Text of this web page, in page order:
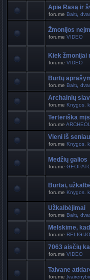
Apie Rasą ir
forume Baltų
Žmonijos
forume VIDEO
Kiek žmonijai
forume VIDEO
Burtų
forume Baltų
Archainių
forume Knygos.
Terteriška
forume
Vieni iš
forume Knygos.
Medžių galios
forume
Burtai,
forume Knygos.
Užkalbėjimai
forume Baltų
Melskime,
forume
7063 aisčių
forume VIDEO
Taivane
forume